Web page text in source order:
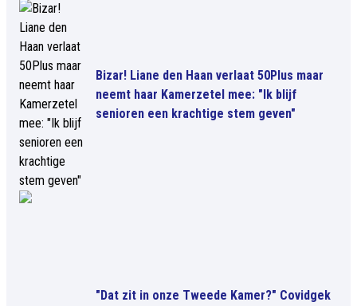
Bizar! Liane den Haan verlaat 50Plus maar
neemt haar Kamerzetel mee: "Ik blijf
senioren een krachtige stem geven"
"Dat zit in onze Tweede Kamer?" Covidgek